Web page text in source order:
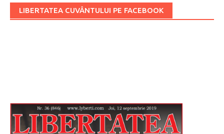
LIBERTATEA CUVÂNTULUI PE FACEBOOK